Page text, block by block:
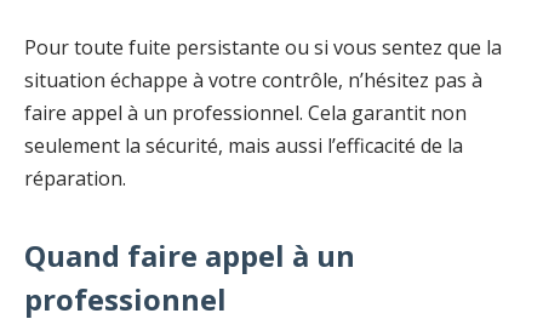
Pour toute fuite persistante ou si vous sentez que la
situation échappe à votre contrôle, n’hésitez pas à
faire appel à un professionnel. Cela garantit non
seulement la sécurité, mais aussi l’efficacité de la
réparation.
Quand faire appel à un
professionnel